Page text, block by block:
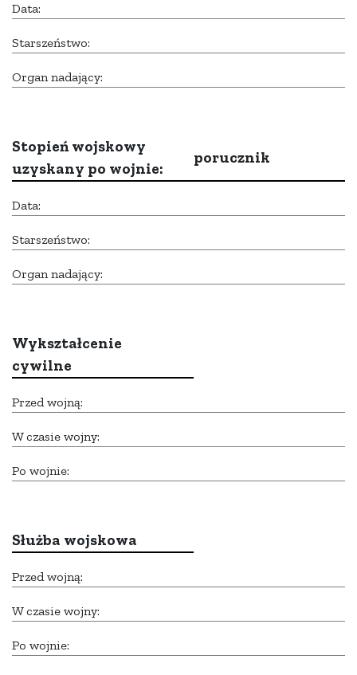
Data:
Starszeństwo:
Organ nadający:
Stopień wojskowy
uzyskany po wojnie:
porucznik
Data:
Starszeństwo:
Organ nadający:
Wykształcenie
cywilne
Przed wojną:
W czasie wojny:
Po wojnie:
Służba wojskowa
Przed wojną:
W czasie wojny:
Po wojnie: